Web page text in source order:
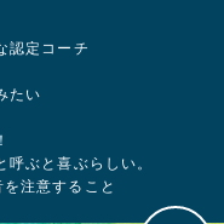
認定コーチ
たい
ぶと喜ぶらしい。
注意すること